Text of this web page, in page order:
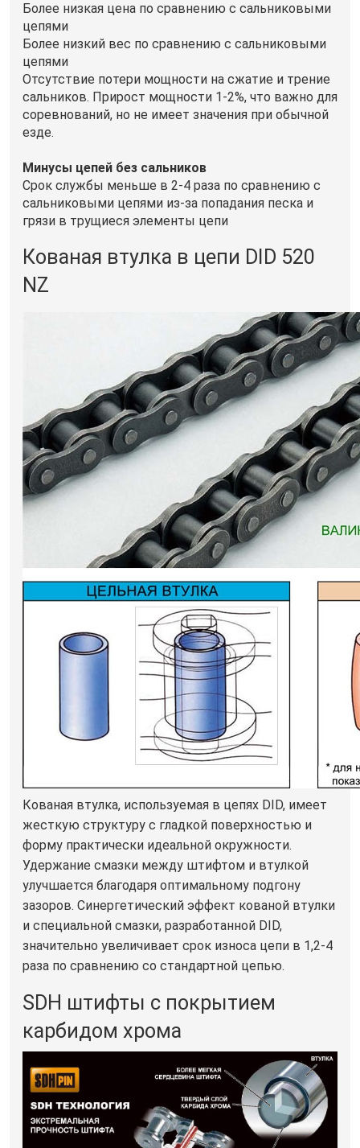
Более низкая цена по сравнению с сальниковыми
цепями
Более низкий вес по сравнению с сальниковыми
цепями
Отсутствие потери мощности на сжатие и трение
сальников. Прирост мощности 1-2%, что важно для
соревнований, но не имеет значения при обычной
езде.
Минусы цепей без сальников
Срок службы меньше в 2-4 раза по сравнению с
сальниковыми цепями из-за попадания песка и
грязи в трущиеся элементы цепи
Кованая втулка в цепи DID 520
NZ
Кованая втулка, используемая в цепях DID, имеет
жесткую структуру с гладкой поверхностью и
форму практически идеальной окружности.
Удержание смазки между штифтом и втулкой
улучшается благодаря оптимальному подгону
зазоров. Синергетический эффект кованой втулки
и специальной смазки, разработанной DID,
значительно увеличивает срок износа цепи в 1,2-4
раза по сравнению со стандартной цепью.
SDH штифты с покрытием
карбидом хрома